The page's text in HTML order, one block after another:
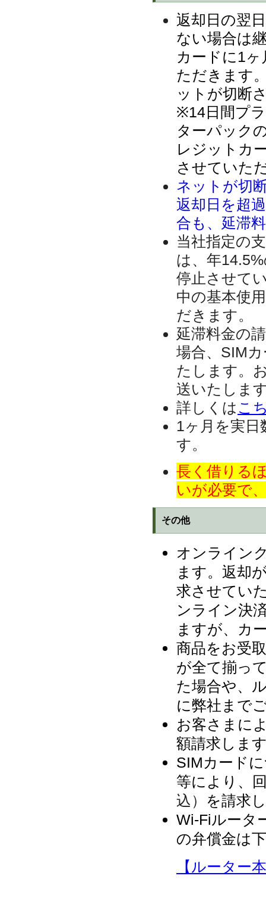
返却日の翌
ない場合は
カードに1
ただきます
ットが切断
※14日間プ
ターパック
レジットカ
させていた
ネットが切
返却日を超
合も、延滞
当社指定の
は、年
停止させて
中の基本使
だきます。
延滞料金の
場合、SIM
たします。
送いたしま
詳しくは こ
1ヶ月を実
す。
長く借りる
いが必要で
その他
オンライン
ます。返却
求させてい
ンライン決
ますが、カ
商品をお受
が全て揃っ
た場合や、
に弊社まで
お客さまに
額請求しま
SIMカード
等により、
込）
を請求
Wi-Fiルータ
の弁償金は
【ルーター